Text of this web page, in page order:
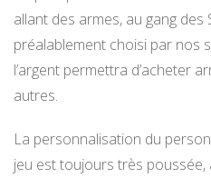
allant des armes, au gang
préalablement choisi par nos
l’argent permettra d’acheter
autres.
La personnalisation du
jeu est toujours très poussée,